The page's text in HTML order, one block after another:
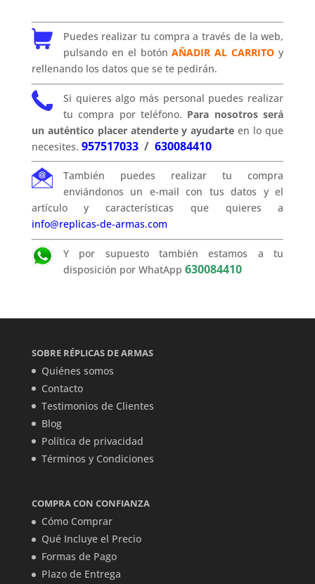
Puedes realizar tu compra a través de la web,
pulsando en el botónAÑADIR AL CARRITO y
rellenando los datos que se te pedirán.
Si quieres algo más personal puedes realizar
tu compra por teléfono. Para nosotros será
un auténtico placer atenderte y ayudarte en lo que
necesites. 957517033/ 630084410
También puedes realizar tu compra
enviándonos un e-mail con tus datos y el
artículo y características que quieres a
info@replicas-de-armas.com
Y por supuesto también estamos a tu
disposición por WhatApp 630084410
SOBRE RÉPLICAS DE ARMAS
Quiénes somos
Contacto
Testimonios de Clientes
Blog
Política de privacidad
Términos y Condiciones
COMPRA CON CONFIANZA
Cómo Comprar
Qué Incluye el Precio
Formas de Pago
Plazo de Entrega